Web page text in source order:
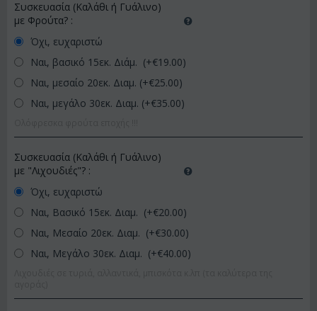
Συσκευασία (Καλάθι ή Γυάλινο)
με Φρούτα? :
Όχι, ευχαριστώ
Ναι, βασικό 15εκ. Διάμ. (+€19.00)
Ναι, μεσαίο 20εκ. Διαμ. (+€25.00)
Ναι, μεγάλο 30εκ. Διαμ. (+€35.00)
Συσκευασία (Καλάθι ή Γυάλινο)
με "Λιχουδιές"? :
Όχι, ευχαριστώ
Ναι, Βασικό 15εκ. Διαμ. (+€20.00)
Ναι, Μεσαίο 20εκ. Διαμ. (+€30.00)
Ναι, Μεγάλο 30εκ. Διαμ. (+€40.00)